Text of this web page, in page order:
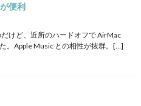
便利
けど、近所のハードオフで AirMac
。Apple Music との相性が抜群。[…]